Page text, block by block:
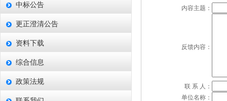
中标公告
更正澄清公告
资料下载
综合信息
政策法规
内容主题：
反馈内容：
联 系 人：
单位名称：